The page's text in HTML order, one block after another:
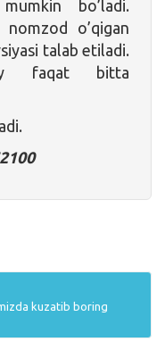
bo’ladi.
o’qigan
talab etiladi.
faqat bitta
kuzatib boring